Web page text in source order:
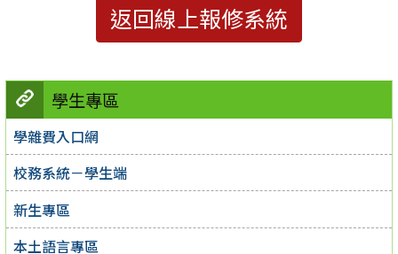
學生專區
學雜費入口網
校務系統－學生端
新生專區
本土語言專區
返回線上報修系統